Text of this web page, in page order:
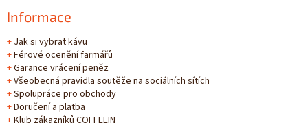
Informace
+ Jak si vybrat kávu
+Férové ocenění farmářů
+Garance vrácení peněz
+Všeobecná pravidla soutěže na sociálních sítích
+Spolupráce pro obchody
+Doručení a platba
+Klub zákazníků COFFEEIN